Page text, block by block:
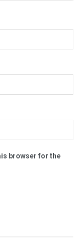
browser for the